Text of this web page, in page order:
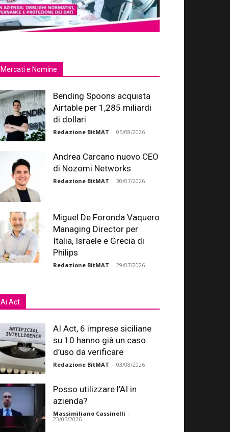
Mercati e Nomine
Bending Spoons acquista
Airtable per 1,285 miliardi
di dollari
Redazione BitMAT - 05/08/2026
Andrea Carcano nuovo CEO
di Nozomi Networks
Redazione BitMAT - 30/07/2026
Miguel De Foronda Vaquero
Managing Director per
Italia, Israele e Grecia di
Philips
Redazione BitMAT - 29/07/2026
Ai Act
AI Act, 6 imprese siciliane
su 10 hanno già un caso
d’uso da verificare
Redazione BitMAT - 03/08/2026
Posso utilizzare l’AI in
azienda?
Massimiliano Cassinelli -
23/05/2026